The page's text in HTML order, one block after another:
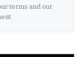
terms and our